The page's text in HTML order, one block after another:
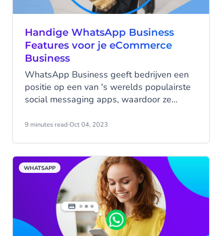
Handige WhatsApp Business
Features voor je eCommerce
Business
WhatsApp Business geeft bedrijven een
positie op een van 's werelds populairste
social messaging apps, waardoor ze
komen en zo kunnen groeien op de online
Business Platform inmiddels tot een
onmisbaar onderdeel hebben gemaakt
binnen e-commerce wereldwijd.
9 minutes read·Oct 04, 2023
WHATSAPP